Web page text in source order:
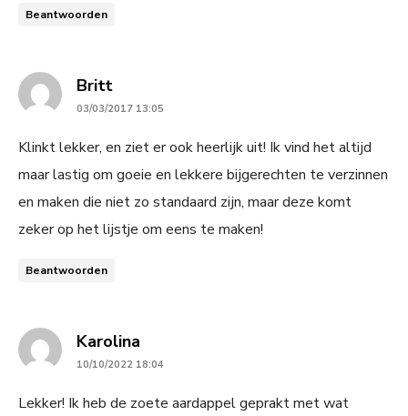
Beantwoorden
Brittsays:
03/03/2017 13:05
Klinkt lekker, en ziet er ook heerlijk uit! Ik vind het altijd
maar lastig om goeie en lekkere bijgerechten te verzinnen
en maken die niet zo standaard zijn, maar deze komt
zeker op het lijstje om eens te maken!
Beantwoorden
Karolina
10/10/2022 18:04
Lekker! Ik heb de zoete aardappel geprakt met wat